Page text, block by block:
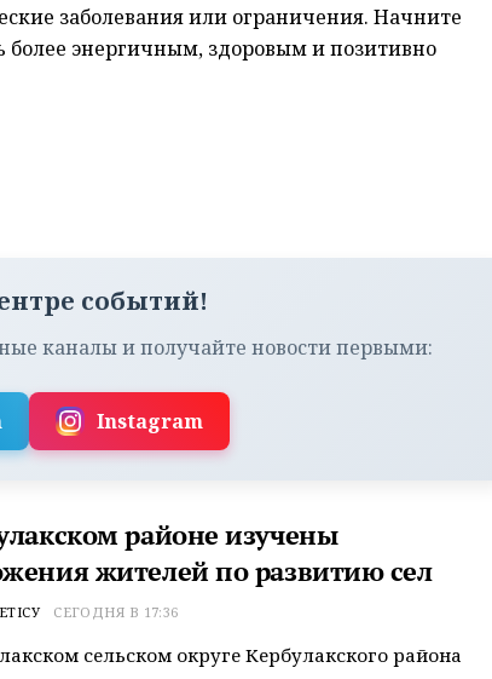
заболевания или ограничения. Начните
более энергичным, здоровым и позитивно
событий!
каналы и получайте новости первыми:
Instagram
районе изучены
жителей по развитию сел
СЕГОДНЯ В 17:36
сельском округе Кербулакского района